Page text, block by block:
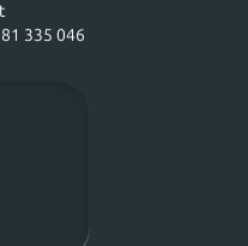
335 046